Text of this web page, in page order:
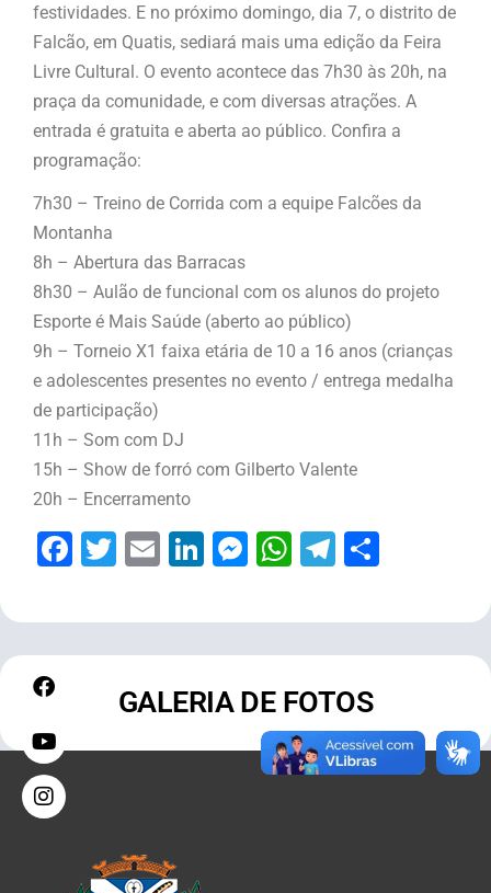
festividades. E no próximo domingo, dia 7, o distrito de
Falcão, em Quatis, sediará mais uma edição da Feira
Livre Cultural. O evento acontece das 7h30 às 20h, na
praça da comunidade, e com diversas atrações. A
entrada é gratuita e aberta ao público. Confira a
programação:
7h30 – Treino de Corrida com a equipe Falcões da
Montanha
8h – Abertura das Barracas
8h30 – Aulão de funcional com os alunos do projeto
Esporte é Mais Saúde (aberto ao público)
9h – Torneio X1 faixa etária de 10 a 16 anos (crianças
e adolescentes presentes no evento / entrega medalha
de participação)
11h – Som com DJ
15h – Show de forró com Gilberto Valente
20h – Encerramento
Facebook
Twitter
EmailLinkedIn
Messenger
WhatsApp
Telegram
GALERIA DE FOTOS